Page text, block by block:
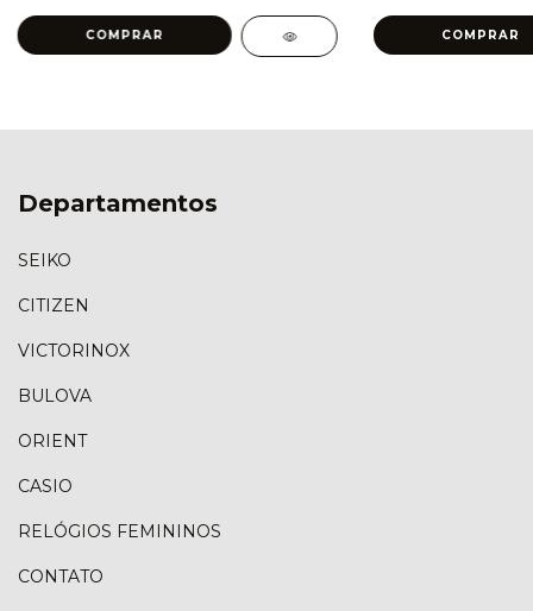
Departamentos
SEIKO
CITIZEN
VICTORINOX
BULOVA
ORIENT
CASIO
RELÓGIOS FEMININOS
CONTATO